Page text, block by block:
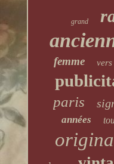
grand
femme vers
paris
années